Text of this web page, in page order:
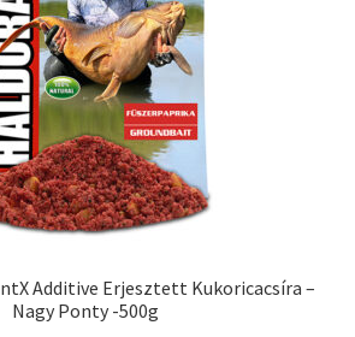
Additive Erjesztett Kukoricacsíra –
Nagy Ponty -500g